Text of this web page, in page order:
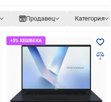
Продавец Категория